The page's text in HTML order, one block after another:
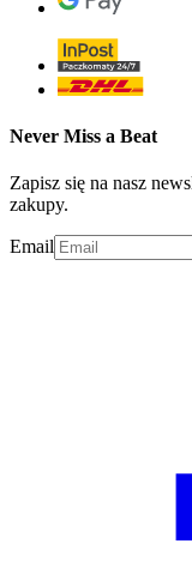
Never Miss a Beat
Zapisz się na nasz
zakupy.
Email